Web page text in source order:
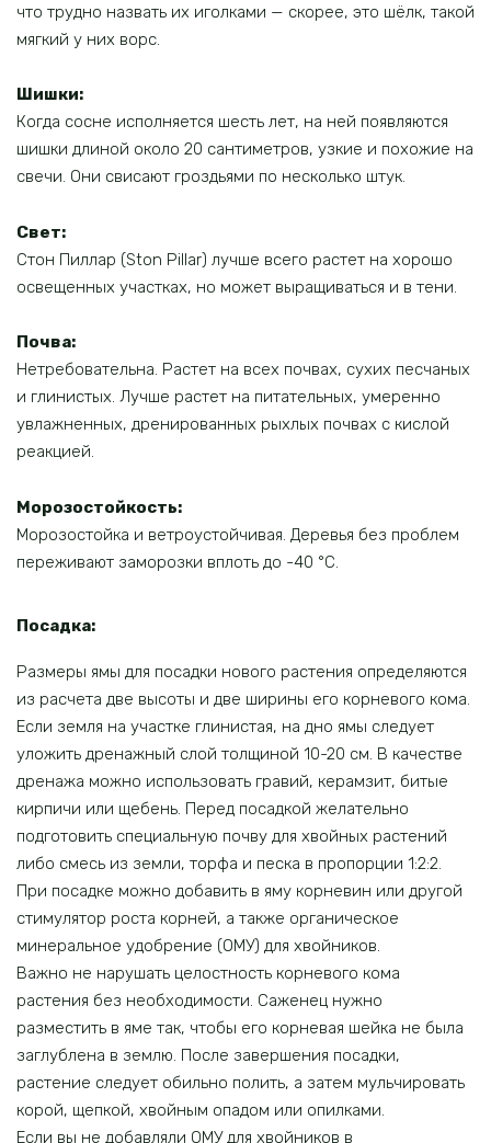
что трудно назвать их иголками — скорее, это шёлк, такой
мягкий у них ворс.
Шишки:
Когда сосне исполняется шесть лет, на ней появляются
шишки длиной около 20 сантиметров, узкие и похожие на
свечи. Они свисают гроздьями по несколько штук.
Свет:
Стон Пиллар (Ston Pillar) лучше всего растет на хорошо
освещенных участках, но может выращиваться и в тени.
Почва:
Нетребовательна. Растет на всех почвах, сухих песчаных
и глинистых. Лучше растет на питательных, умеренно
увлажненных, дренированных рыхлых почвах с кислой
реакцией.
Морозостойкость:
Морозостойка и ветроустойчивая. Деревья без проблем
переживают заморозки вплоть до -40 °C.
Посадка:
Размеры ямы для посадки нового растения определяются
из расчета две высоты и две ширины его корневого кома.
Если земля на участке глинистая, на дно ямы следует
уложить дренажный слой толщиной 10-20 см. В качестве
дренажа можно использовать гравий, керамзит, битые
кирпичи или щебень. Перед посадкой желательно
подготовить специальную почву для хвойных растений
либо смесь из земли, торфа и песка в пропорции 1:2:2.
При посадке можно добавить в яму корневин или другой
стимулятор роста корней, а также органическое
минеральное удобрение (ОМУ) для хвойников.
Важно не нарушать целостность корневого кома
растения без необходимости. Саженец нужно
разместить в яме так, чтобы его корневая шейка не была
заглублена в землю. После завершения посадки,
растение следует обильно полить, а затем мульчировать
корой, щепкой, хвойным опадом или опилками.
Если вы не добавляли ОМУ для хвойников в